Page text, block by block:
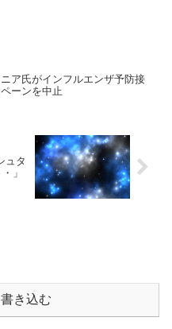
ア氏がインフルエンザ予防接
ーンを中止
ュタ
」
き込む